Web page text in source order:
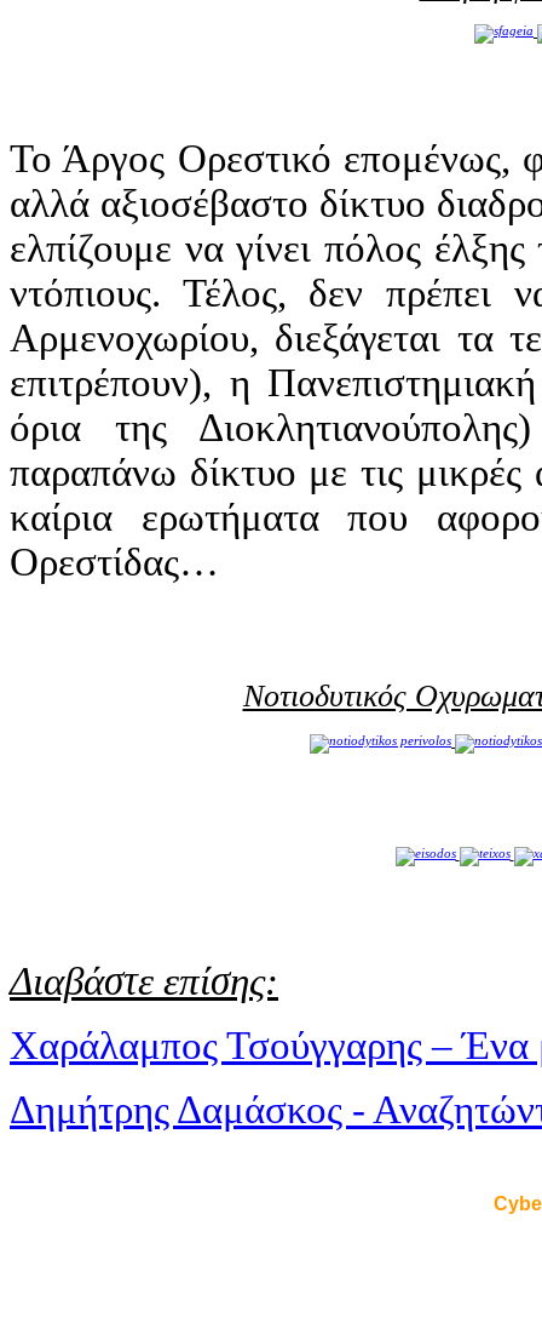
Το Άργος Ορεστικό επομένως,
αλλά αξιοσέβαστο δίκτυο
ελπίζουμε να γίνει πόλος
ντόπιους. Τέλος, δεν πρέπει
Αρμενοχωρίου, διεξάγεται τα
επιτρέπουν), η
όρια της
παραπάνω δίκτυο με τις μικρές
καίρια ερωτήματα που
Ορεστίδας…
Νοτιοδυτικός
Διαβάστε επίσης:
Χαράλαμπος Τσούγγαρης – Ένα
Δημήτρης Δαμάσκος -